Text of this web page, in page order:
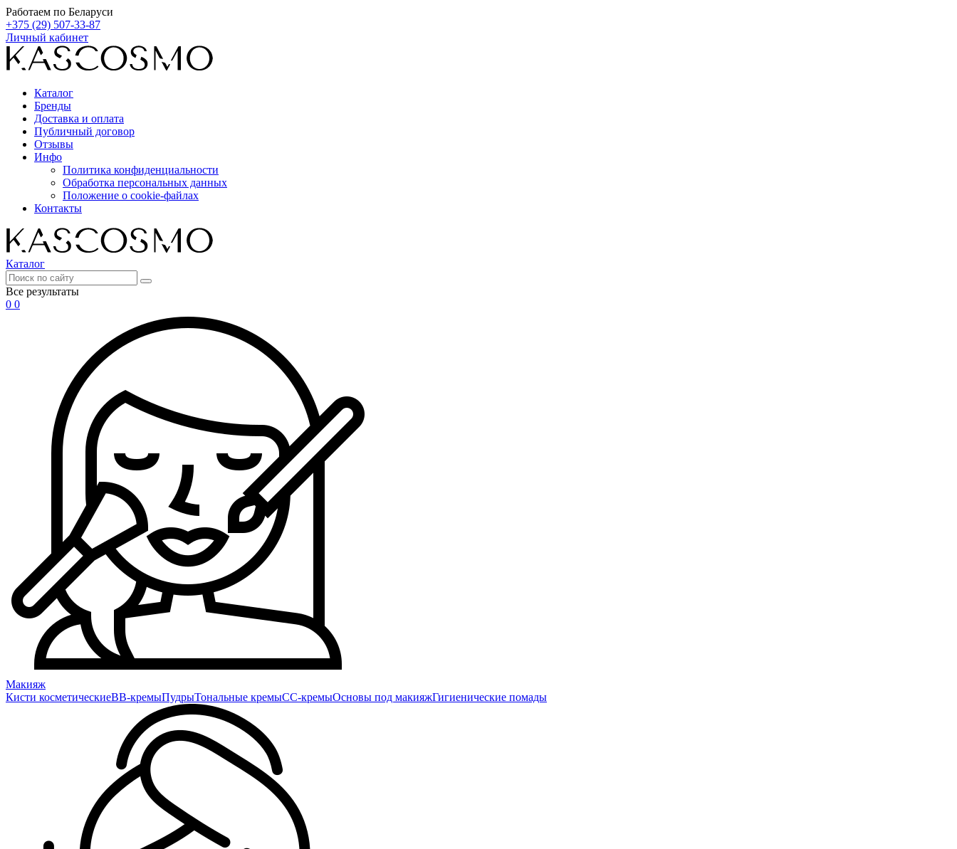
Работаем по Беларуси
+375 (29) 507-33-87
Личный кабинет
Каталог
Бренды
Доставка и оплата
Публичный договор
Отзывы
Инфо
Политика конфиденциальности
Обработка персональных данных
Положение о cookie-файлах
Контакты
Каталог
Все результаты
0 0
Макияж
Кисти косметическиеBB-кремыПудрыТональные кремыCC-кремыОсновы под макияжГигиенические помады